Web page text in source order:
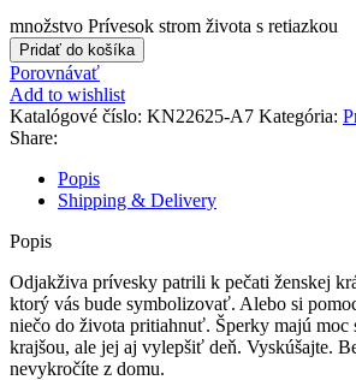
množstvo Prívesok strom života s retiazkou
Pridať do košíka
Porovnávať
Add to wishlist
Katalógové číslo: KN22625-A7 Kategória:
Share:
Popis
Shipping & Delivery
Popis
Odjakživa prívesky patrili k pečati ženskej
ktorý vás bude symbolizovať. Alebo si
niečo do života pritiahnuť. Šperky majú moc
krajšou, ale jej aj vylepšiť deň. Vyskúšajte.
nevykročíte z domu.